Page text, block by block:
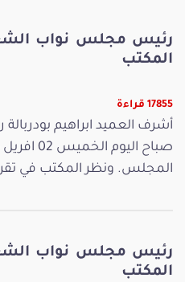
رئيس مجلس نواب
المكتب
17855 قراءة
أشرف العميد ابراهيم
المجلس. ونظر المكتب في
رئيس مجلس نواب
المكتب